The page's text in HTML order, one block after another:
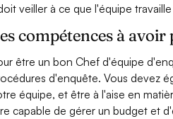
veiller à ce que l'équipe
compétences à
être un bon Chef d'équipe
d'enquête. Vous devez
équipe, et être à l'aise en
capable de gérer un budget et